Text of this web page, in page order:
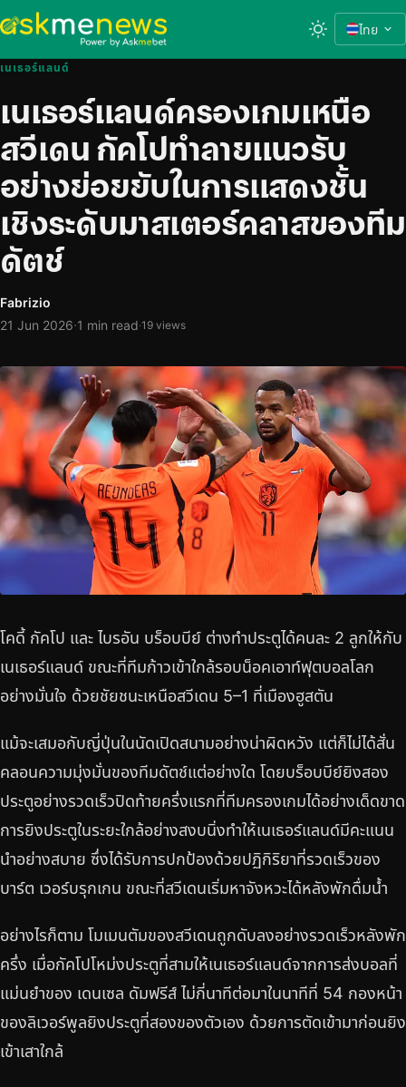
ไทย
เนเธอร์แลนด์
เนเธอร์แลนด์ครองเกมเหนือ
สวีเดน กัคโปทำลายแนวรับ
อย่างย่อยยับในการแสดงชั้น
เชิงระดับมาสเตอร์คลาสของทีม
ดัตช์
Fabrizio
21 Jun 2026·1 min read·19 views
โคดี้ กัคโป และ ไบรอัน บร็อบบีย์ ต่างทำประตูได้คนละ 2 ลูกให้กับ
เนเธอร์แลนด์ ขณะที่ทีมก้าวเข้าใกล้รอบน็อคเอาท์ฟุตบอลโลก
อย่างมั่นใจ ด้วยชัยชนะเหนือสวีเดน 5–1 ที่เมืองฮูสตัน
แม้จะเสมอกับญี่ปุ่นในนัดเปิดสนามอย่างน่าผิดหวัง แต่ก็ไม่ได้สั่น
คลอนความมุ่งมั่นของทีมดัตช์แต่อย่างใด โดยบร็อบบีย์ยิงสอง
ประตูอย่างรวดเร็วปิดท้ายครึ่งแรกที่ทีมครองเกมได้อย่างเด็ดขาด
การยิงประตูในระยะใกล้อย่างสงบนิ่งทำให้เนเธอร์แลนด์มีคะแนน
นำอย่างสบาย ซึ่งได้รับการปกป้องด้วยปฏิกิริยาที่รวดเร็วของ
บาร์ต เวอร์บรุกเกน ขณะที่สวีเดนเริ่มหาจังหวะได้หลังพักดื่มน้ำ
อย่างไรก็ตาม โมเมนตัมของสวีเดนถูกดับลงอย่างรวดเร็วหลังพัก
ครึ่ง เมื่อกัคโปโหม่งประตูที่สามให้เนเธอร์แลนด์จากการส่งบอลที่
แม่นยำของ เดนเซล ดัมฟรีส์ ไม่กี่นาทีต่อมาในนาทีที่ 54 กองหน้า
ของลิเวอร์พูลยิงประตูที่สองของตัวเอง ด้วยการตัดเข้ามาก่อนยิง
เข้าเสาใกล้